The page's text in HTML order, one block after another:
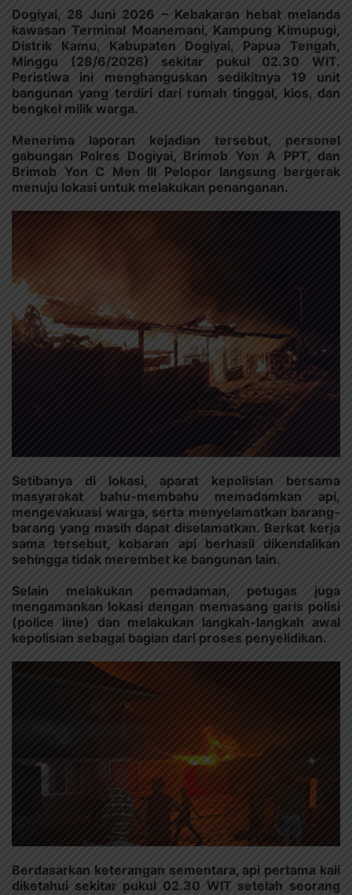
Dogiyai, 28 Juni 2026 – Kebakaran hebat melanda
kawasan Terminal Moanemani, Kampung Kimupugi,
Distrik Kamu, Kabupaten Dogiyai, Papua Tengah,
Minggu (28/6/2026) sekitar pukul 02.30 WIT.
Peristiwa ini menghanguskan sedikitnya 19 unit
bangunan yang terdiri dari rumah tinggal, kios, dan
bengkel milik warga.
Menerima laporan kejadian tersebut, personel
gabungan Polres Dogiyai, Brimob Yon A PPT, dan
Brimob Yon C Men III Pelopor langsung bergerak
menuju lokasi untuk melakukan penanganan.
Setibanya di lokasi, aparat kepolisian bersama
masyarakat bahu-membahu memadamkan api,
mengevakuasi warga, serta menyelamatkan barang-
barang yang masih dapat diselamatkan. Berkat kerja
sama tersebut, kobaran api berhasil dikendalikan
sehingga tidak merembet ke bangunan lain.
Selain melakukan pemadaman, petugas juga
mengamankan lokasi dengan memasang garis polisi
(police line) dan melakukan langkah-langkah awal
kepolisian sebagai bagian dari proses penyelidikan.
Berdasarkan keterangan sementara, api pertama kali
diketahui sekitar pukul 02.30 WIT setelah seorang